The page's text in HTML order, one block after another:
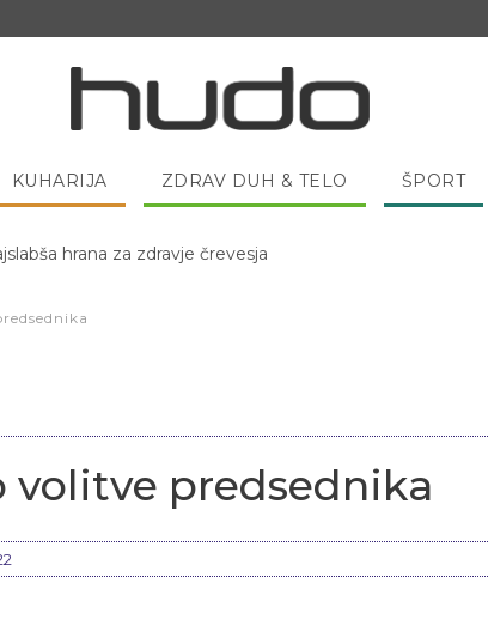
KUHARIJA ZDRAV DUH & TELO ŠPORT
hrana za zdravje črevesja
volitve predsednika